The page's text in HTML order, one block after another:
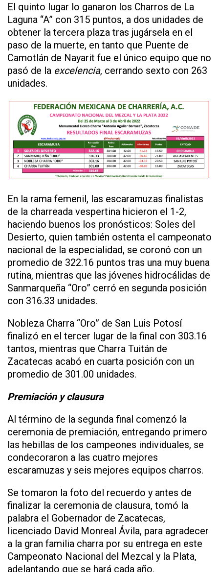
El quinto lugar lo ganaron los Charros de La
Laguna “A” con 315 puntos, a dos unidades de
obtener la tercera plaza tras jugársela en el
paso de la muerte, en tanto que Puente de
Camotlán de Nayarit fue el único equipo que no
pasó de la excelencia, cerrando sexto con 263
unidades.
En la rama femenil, las escaramuzas finalistas
de la charreada vespertina hicieron el 1-2,
haciendo buenos los pronósticos: Soles del
Desierto, quien también ostenta el campeonato
nacional de la especialidad, se coronó con un
promedio de 322.16 puntos tras una muy buena
rutina, mientras que las jóvenes hidrocálidas de
Sanmarqueña “Oro” cerró en segunda posición
con 316.33 unidades.
Nobleza Charra “Oro” de San Luis Potosí
finalizó en el tercer lugar de la final con 303.16
tantos, mientras que Charra Tuitán de
Zacatecas acabó en cuarta posición con un
promedio de 301.00 unidades.
Premiación y clausura
Al término de la segunda final comenzó la
ceremonia de premiación, entregando primero
las hebillas de los campeones individuales, se
condecoraron a las cuatro mejores
escaramuzas y seis mejores equipos charros.
Se tomaron la foto del recuerdo y antes de
finalizar la ceremonia de clausura, tomó la
palabra el Gobernador de Zacatecas,
licenciado David Monreal Ávila, para agradecer
a la gran familia charra por su entrega en este
Campeonato Nacional del Mezcal y la Plata,
adelantando que se hará cada año.